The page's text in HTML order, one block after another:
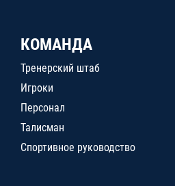
КОМАНДА
Тренерский штаб
Игроки
Персонал
Талисман
Спортивное руководство